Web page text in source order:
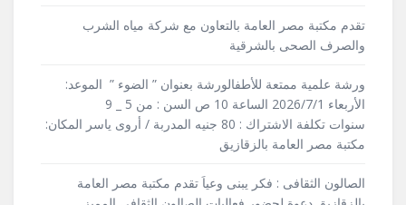
تقدم مكتبة مصر العامة بالتعاون مع شركة مياه الشرب
والصرف الصحى بالشرقية
ورشة علمية ممتعة للأطفالورشة بعنوان ” الضوء ” الموعد:
الأربعاء 2026/7/1 الساعة 10 ص السن : من 5 _ 9
سنوات تكلفة الاشتراك : 80 جنيه المدربة / أروى ياسر المكان:
مكتبة مصر العامة بالزقازيق
الصالون الثقافى : فكر يبنى وعياَ تقدم مكتبة مصر العامة